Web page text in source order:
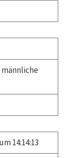
14:14:13